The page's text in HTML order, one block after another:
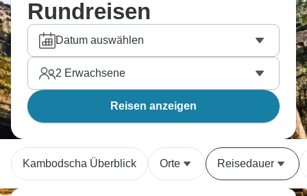
Rundreisen
Datum auswählen
2 Erwachsene
Reisen anzeigen
Kambodscha Überblick Orte Reisedauer